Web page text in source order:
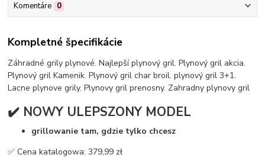
Komentáre 0
Kompletné špecifikácie
Záhradné grily plynové. Najlepší plynový gril. Plynový gril akcia.
Plynový gril Kamenik. Plynový gril char broil. plynový gril 3+1.
Lacne plynove grily. Plynovy gril prenosny. Zahradny plynovy gril
✔️ NOWY ULEPSZONY MODEL
grillowanie tam, gdzie tylko chcesz
✅ Cena katalogowa: 379,99 zł